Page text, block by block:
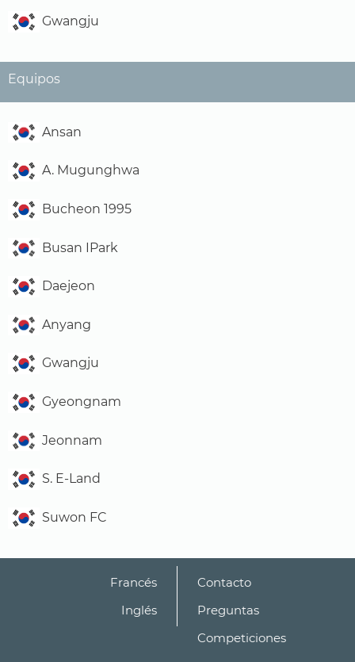
Gwangju
Equipos
Ansan
A. Mugunghwa
Bucheon 1995
Busan IPark
Daejeon
Anyang
Gwangju
Gyeongnam
Jeonnam
S. E-Land
Suwon FC
Francés
Inglés
Contacto
Preguntas
Competiciones